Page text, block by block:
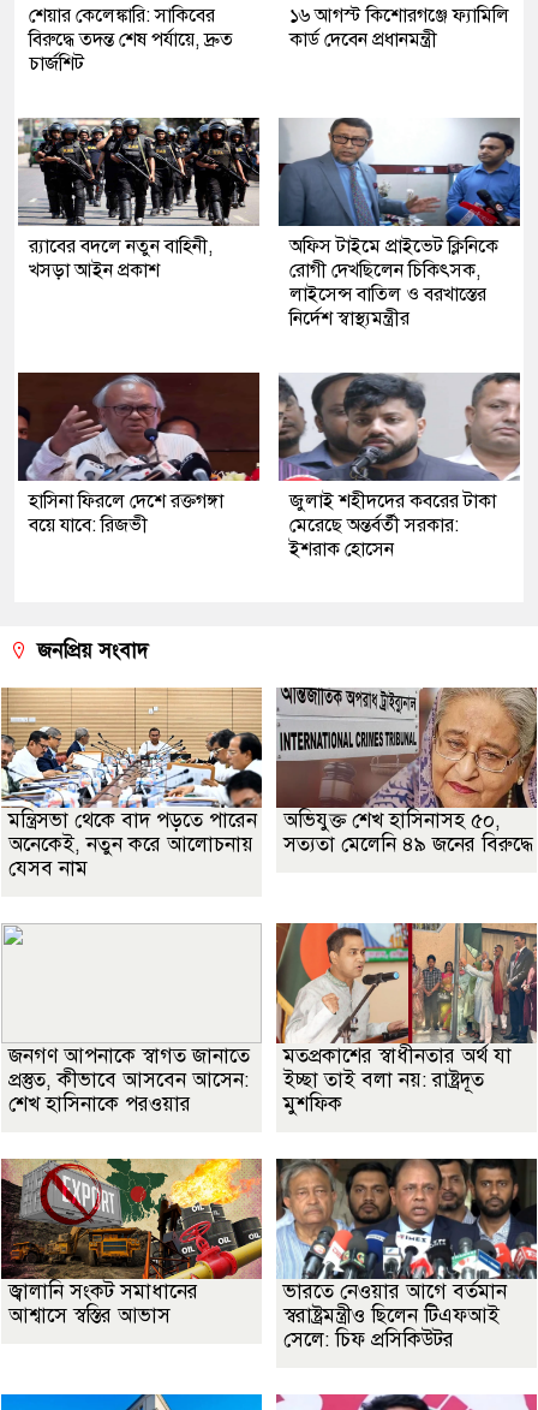
শেয়ার কেলেঙ্কারি: সাকিবের
বিরুদ্ধে তদন্ত শেষ পর্যায়ে, দ্রুত
চার্জশিট
১৬ আগস্ট কিশোরগঞ্জে ফ্যামিলি
কার্ড দেবেন প্রধানমন্ত্রী
র‍্যাবের বদলে নতুন বাহিনী,
খসড়া আইন প্রকাশ
অফিস টাইমে প্রাইভেট ক্লিনিকে
রোগী দেখছিলেন চিকিৎসক,
লাইসেন্স বাতিল ও বরখাস্তের
নির্দেশ স্বাস্থ্যমন্ত্রীর
হাসিনা ফিরলে দেশে রক্তগঙ্গা
বয়ে যাবে: রিজভী
জুলাই শহীদদের কবরের টাকা
মেরেছে অন্তর্বর্তী সরকার:
ইশরাক হোসেন
জনপ্রিয় সংবাদ
মন্ত্রিসভা থেকে বাদ পড়তে পারেন
অনেকেই, নতুন করে আলোচনায়
যেসব নাম
অভিযুক্ত শেখ হাসিনাসহ ৫০,
সত্যতা মেলেনি ৪৯ জনের বিরুদ্ধে
জনগণ আপনাকে স্বাগত জানাতে
প্রস্তুত, কীভাবে আসবেন আসেন:
শেখ হাসিনাকে পরওয়ার
মতপ্রকাশের স্বাধীনতার অর্থ যা
ইচ্ছা তাই বলা নয়: রাষ্ট্রদূত
মুশফিক
জ্বালানি সংকট সমাধানের
আশ্বাসে স্বস্তির আভাস
ভারতে নেওয়ার আগে বর্তমান
স্বরাষ্ট্রমন্ত্রীও ছিলেন টিএফআই
সেলে: চিফ প্রসিকিউটর